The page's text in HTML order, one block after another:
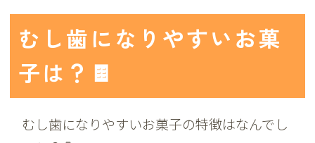
むし歯になりやすいお菓
子は？🍫
むし歯になりやすいお菓子の特徴はなんでし